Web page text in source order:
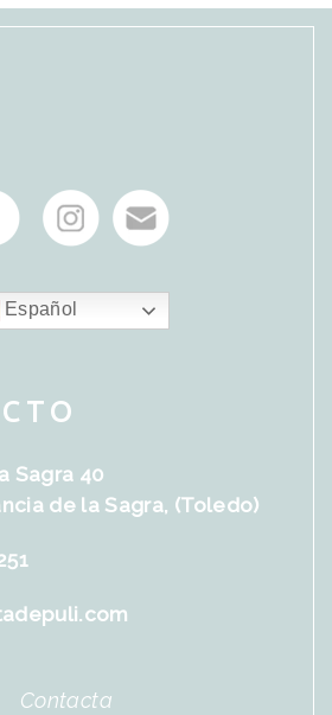
Español
Sagra 40
de la Sagra, (Toledo)
Contacta